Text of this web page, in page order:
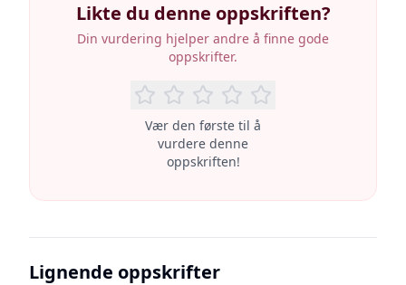
Likte du denne oppskriften?
Din vurdering hjelper andre å finne gode
oppskrifter.
Vær den første til å
vurdere denne
oppskriften!
Lignende oppskrifter